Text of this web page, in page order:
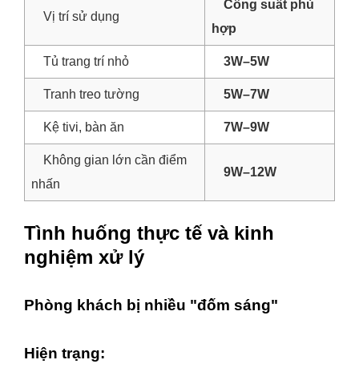
Vị trí sử dụng
Công suất phù
hợp
Tủ trang trí nhỏ 3W–5W
Tranh treo tường 5W–7W
Kệ tivi, bàn ăn 7W–9W
Không gian lớn cần điểm
nhấn
9W–12W
Tình huống thực tế và kinh
nghiệm xử lý
Phòng khách bị nhiều "đốm sáng"
Hiện trạng: